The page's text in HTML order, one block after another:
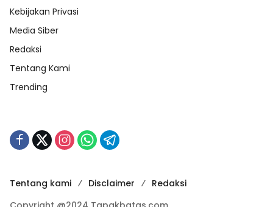
Kebijakan Privasi
Media Siber
Redaksi
Tentang Kami
Trending
Tentang kami Disclaimer
Redaksi